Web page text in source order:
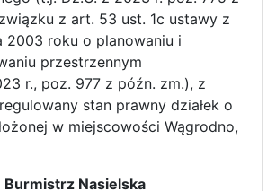
z art. 53 ust. 1c ustawy z
2003 roku o planowaniu i
przestrzennym
r., poz. 977 z późn. zm.), z
stan prawny działek o
w miejscowości Wągrodno,
Burmistrz Nasielska